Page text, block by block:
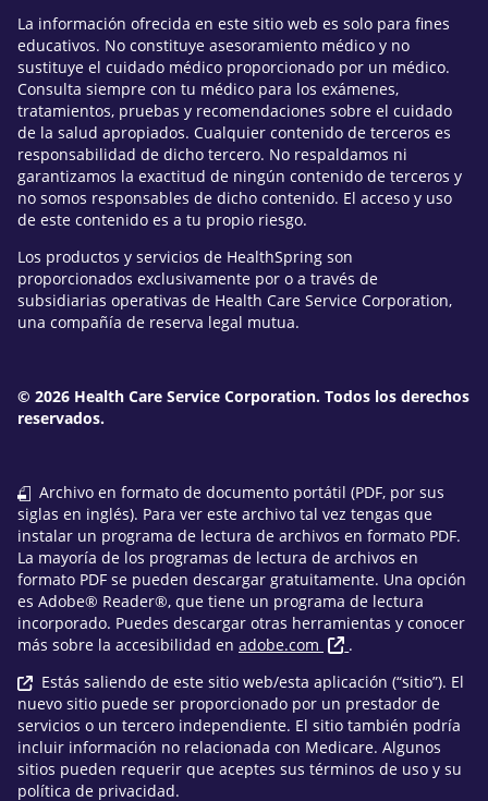
La información ofrecida en este sitio web es solo para fines
educativos. No constituye asesoramiento médico y no
sustituye el cuidado médico proporcionado por un médico.
Consulta siempre con tu médico para los exámenes,
tratamientos, pruebas y recomendaciones sobre el cuidado
de la salud apropiados. Cualquier contenido de terceros es
responsabilidad de dicho tercero. No respaldamos ni
garantizamos la exactitud de ningún contenido de terceros y
no somos responsables de dicho contenido. El acceso y uso
de este contenido es a tu propio riesgo.
Los productos y servicios de HealthSpring son
proporcionados exclusivamente por o a través de
subsidiarias operativas de Health Care Service Corporation,
una compañía de reserva legal mutua.
© 2026 Health Care Service Corporation. Todos los derechos
reservados.
Archivo en formato de documento portátil (PDF, por sus
siglas en inglés). Para ver este archivo tal vez tengas que
instalar un programa de lectura de archivos en formato PDF.
La mayoría de los programas de lectura de archivos en
formato PDF se pueden descargar gratuitamente. Una opción
es Adobe® Reader®, que tiene un programa de lectura
incorporado. Puedes descargar otras herramientas y conocer
más sobre la accesibilidad en adobe.com
.
Estás saliendo de este sitio web/esta aplicación (“sitio”). El
nuevo sitio puede ser proporcionado por un prestador de
servicios o un tercero independiente. El sitio también podría
incluir información no relacionada con Medicare. Algunos
sitios pueden requerir que aceptes sus términos de uso y su
política de privacidad.